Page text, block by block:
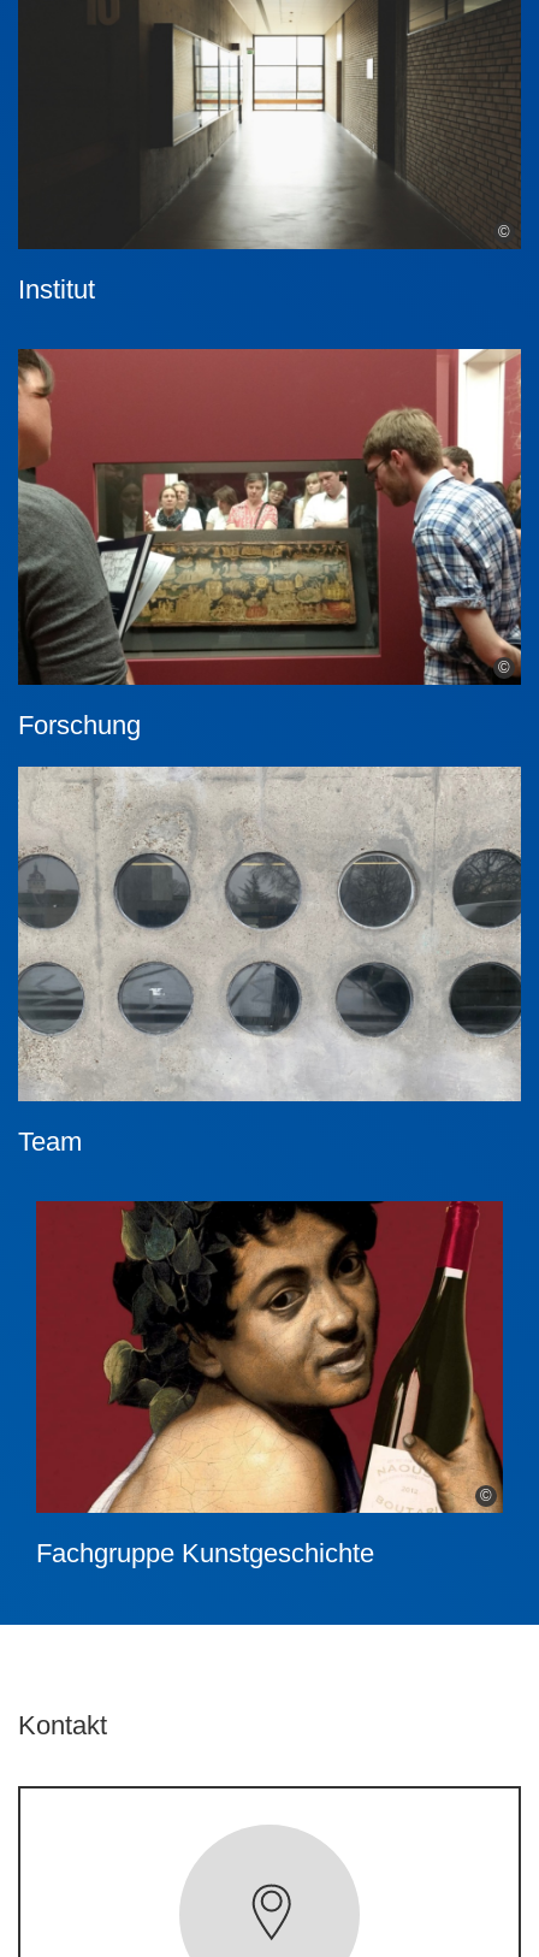
©
Institut
©
Forschung
Team
©
Fachgruppe Kunstgeschichte
Kontakt